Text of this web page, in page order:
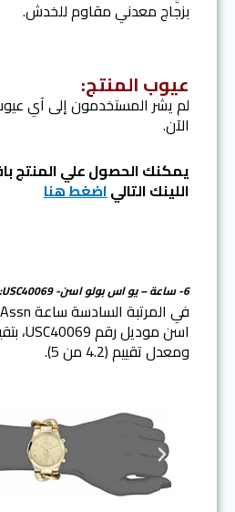
بزجاج معدني مقاوم للخدش.
عيوب المنتج:
لم يشر المستخدمون إلى آي
الآن.
يمكنك الحصول علي المنتج
اللينك التالياضغط هنا
6- ساعة – يو اس بولو اسن- USC40069:
ومعدل تقييم (4.2 من 5).
P
r
e